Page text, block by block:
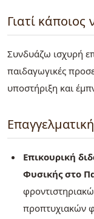
Γιατί κάποιος
Συνδυάζω ισχυρή
παιδαγωγικές
υποστήριξη και
Επικουρική
Φυσικής στο
προπτυχιακών